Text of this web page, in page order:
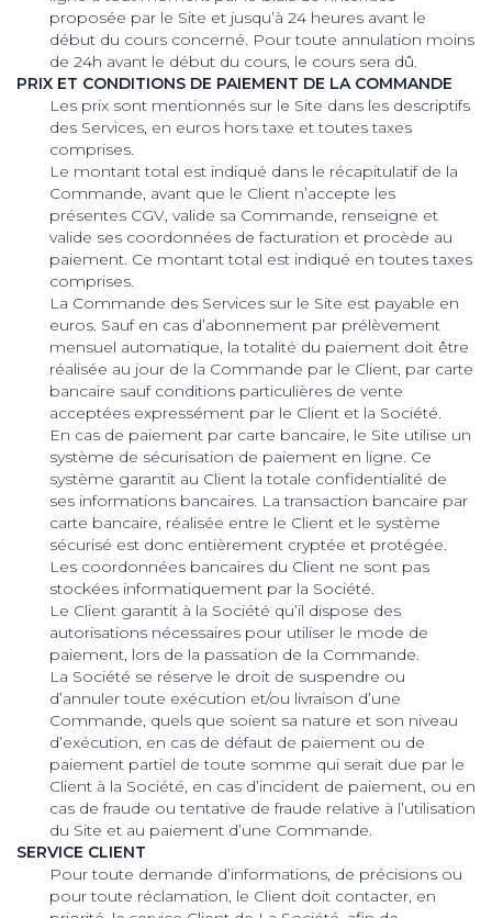
proposée par le Site et jusqu’à 24 heures avant le
début du cours concerné. Pour toute annulation moins
de 24h avant le début du cours, le cours sera dû.
PRIX ET CONDITIONS DE PAIEMENT DE LA COMMANDE
Les prix sont mentionnés sur le Site dans les descriptifs
des Services, en euros hors taxe et toutes taxes
comprises.
Le montant total est indiqué dans le récapitulatif de la
Commande, avant que le Client n’accepte les
présentes CGV, valide sa Commande, renseigne et
valide ses coordonnées de facturation et procède au
paiement. Ce montant total est indiqué en toutes taxes
comprises.
La Commande des Services sur le Site est payable en
euros. Sauf en cas d’abonnement par prélèvement
mensuel automatique, la totalité du paiement doit être
réalisée au jour de la Commande par le Client, par carte
bancaire sauf conditions particulières de vente
acceptées expressément par le Client et la Société.
En cas de paiement par carte bancaire, le Site utilise un
système de sécurisation de paiement en ligne. Ce
système garantit au Client la totale confidentialité de
ses informations bancaires. La transaction bancaire par
carte bancaire, réalisée entre le Client et le système
sécurisé est donc entièrement cryptée et protégée.
Les coordonnées bancaires du Client ne sont pas
stockées informatiquement par la Société.
Le Client garantit à la Société qu’il dispose des
autorisations nécessaires pour utiliser le mode de
paiement, lors de la passation de la Commande.
La Société se réserve le droit de suspendre ou
d’annuler toute exécution et/ou livraison d’une
Commande, quels que soient sa nature et son niveau
d’exécution, en cas de défaut de paiement ou de
paiement partiel de toute somme qui serait due par le
Client à la Société, en cas d’incident de paiement, ou en
cas de fraude ou tentative de fraude relative à l’utilisation
du Site et au paiement d’une Commande.
SERVICE CLIENT
Pour toute demande d’informations, de précisions ou
pour toute réclamation, le Client doit contacter, en